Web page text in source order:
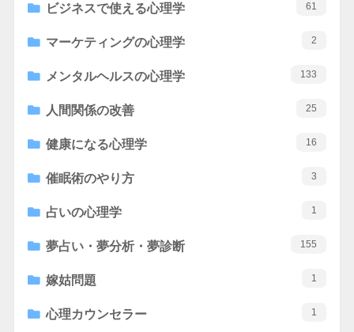
ビジネスで使える心理学 61
マーケティングの心理学 2
メンタルヘルスの心理学 133
人間関係の改善 25
健康になる心理学 16
催眠術のやり方 3
占いの心理学 1
夢占い・夢分析・夢診断 155
嫁姑問題 1
心理カウンセラー 1